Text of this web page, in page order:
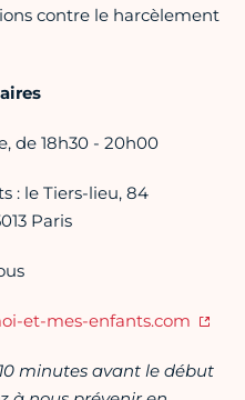
contre le harcèlement
de 18h30 - 20h00
: le Tiers-lieu, 84
Paris
et-mes-enfants.com
minutes avant le début